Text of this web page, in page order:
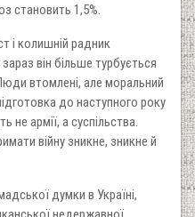
становить 1,5%.
і колишній радник
він більше турбується
втомлені, але моральний
до наступного року
не армії, а суспільства.
війну зникне, зникне й
думки в Україні,